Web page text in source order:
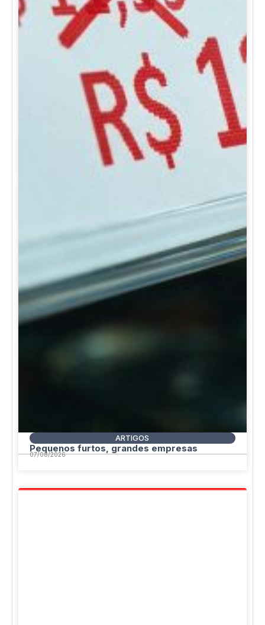
ARTIGOS
Pequenos furtos, grandes empresas
07/08/2026